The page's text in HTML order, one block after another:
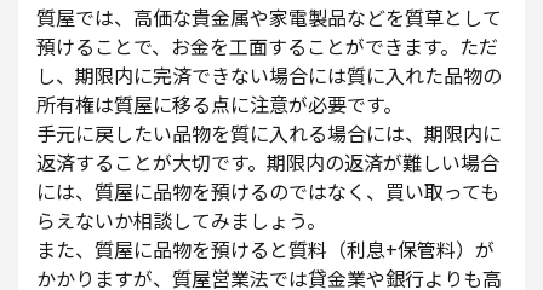
質屋では、高価な貴金属や家電製品などを質草として
預けることで、お金を工面することができます。ただ
し、期限内に完済できない場合には質に入れた品物の
所有権は質屋に移る点に注意が必要です。
手元に戻したい品物を質に入れる場合には、期限内に
返済することが大切です。期限内の返済が難しい場合
には、質屋に品物を預けるのではなく、買い取っても
らえないか相談してみましょう。
また、質屋に品物を預けると質料（利息+保管料）が
かかりますが、質屋営業法では貸金業や銀行よりも高